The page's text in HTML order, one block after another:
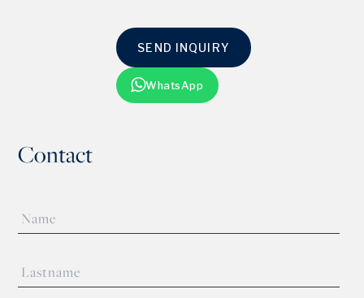
SEND INQUIRY
WhatsApp
Contact